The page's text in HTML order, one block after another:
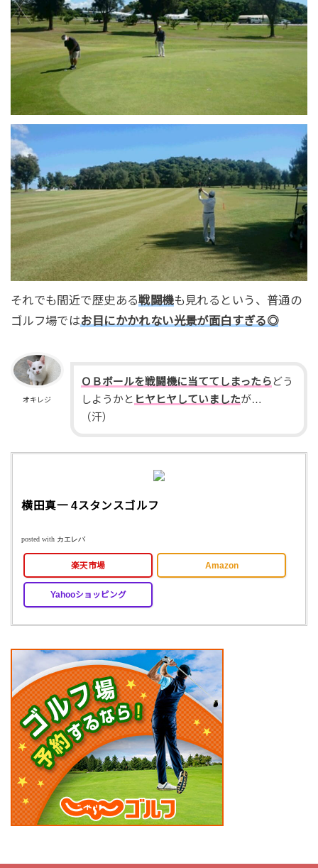
それでも間近で歴史ある戦闘機も見れるという、普通の
ゴルフ場ではお目にかかれない光景が面白すぎる◎
オキレジ
ＯＢボールを戦闘機に当ててしまったら どう
しようかと ヒヤヒヤしていましたが…
（汗）
横田真一 4スタンスゴルフ
posted with カエレバ
楽天市場 Amazon
Yahooショッピング